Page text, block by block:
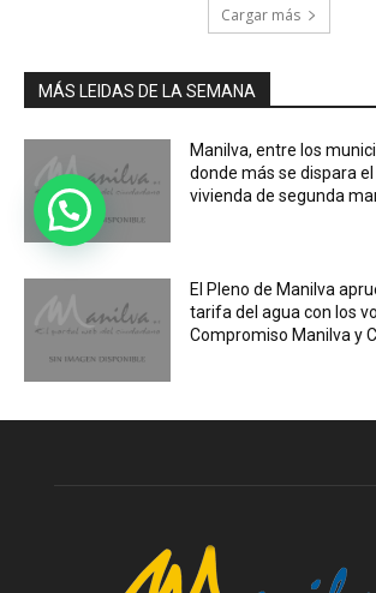
Cargar más
MÁS LEIDAS DE LA SEMANA
Manilva, entre los
donde más se dispara
vivienda de segunda
El Pleno de Manilva
tarifa del agua con los
Compromiso Manilva y